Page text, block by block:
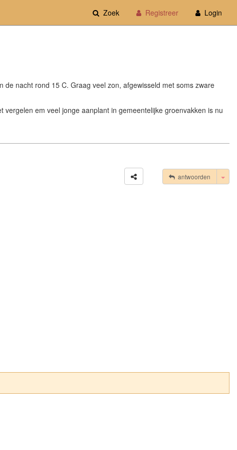
Zoek Registreer Login
nacht rond 15 C. Graag veel zon, afgewisseld met soms zware
em veel jonge aanplant in gemeentelijke groenvakken is nu
antwoorden